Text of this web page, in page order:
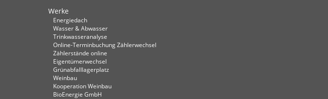
Werke
Energiedach
Wasser & Abwasser
Trinkwasseranalyse
Online-Terminbuchung Zählerwechsel
Zählerstände online
Eigentümerwechsel
Grünabfalllagerplatz
Weinbau
Kooperation Weinbau
BioEnergie GmbH